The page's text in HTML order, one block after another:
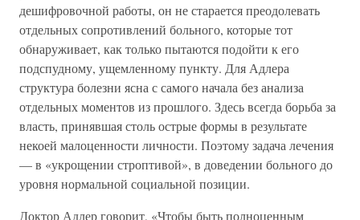
дешифровочной работы, он не старается преодолевать
отдельных сопротивлений больного, которые тот
обнаруживает, как только пытаются подойти к его
подспудному, ущемленному пункту. Для Адлера
структура болезни ясна с самого начала без анализа
отдельных моментов из прошлого. Здесь всегда борьба за
власть, принявшая столь острые формы в результате
некоей малоценности личности. Поэтому задача лечения
— в «укрощении строптивой», в доведении больного до
уровня нормальной социальной позиции.
Доктор Адлер говорит, «Чтобы быть полноценным